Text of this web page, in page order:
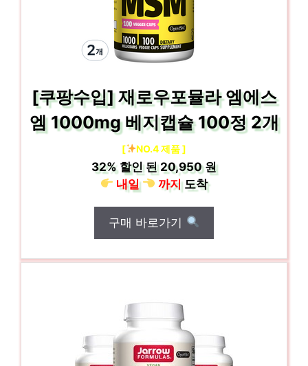
[쿠팡수입] 재로우포뮬라 엠에스
엠 1000mg 베지캡슐 100정 2개
[ NO.4 제품 ]
32% 할인 된20,950 원
내일
까지도착
구매 바로가기